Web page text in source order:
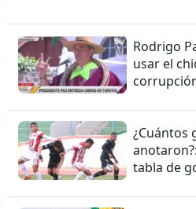
Rodrigo
usar el
¿Cuántos
tabla de